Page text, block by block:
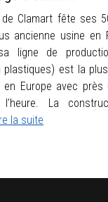
de Clamart fête ses
ancienne usine en
sa ligne de
plastiques) est la
en Europe avec près
La
la suite